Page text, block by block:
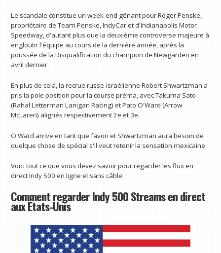
Le scandale constitue un week-end gênant pour Roger Penske,
propriétaire de Team Penske, IndyCar et d'Indianapolis Motor
Speedway, d'autant plus que la deuxième controverse majeure à
engloutir l'équipe au cours de la dernière année, après la
poussée de la Disqualification du champion de Newgarden en
avril dernier.
En plus de cela, la recrue russe-israélienne Robert Shwartzman a
pris la pole position pour la course préma, avec Takuma Sato
(Rahal Letterman Lanigan Racing) et Pato O'Ward (Arrow
McLaren) alignés respectivement 2e et 3e.
O'Ward arrive en tant que favori et Shwartzman aura besoin de
quelque chose de spécial s'il veut retenir la sensation mexicaine.
Voici tout ce que vous devez savoir pour regarder les flux en
direct Indy 500 en ligne et sans câble.
Comment regarder Indy 500 Streams en direct
aux États-Unis